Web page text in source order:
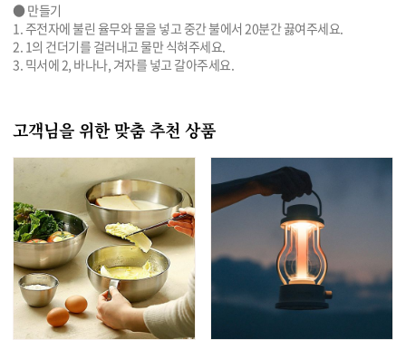
● 만들기
1. 주전자에 불린 율무와 물을 넣고 중간 불에서 20분간 끓여주세요.
2. 1의 건더기를 걸러내고 물만 식혀주세요.
3. 믹서에 2, 바나나, 겨자를 넣고 갈아주세요.
고객님을 위한 맞춤 추천 상품